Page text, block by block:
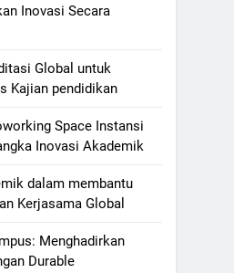
Inovasi Secara
Global untuk
Kajian pendidikan
Space Instansi
Inovasi Akademik
dalam membantu
Kerjasama Global
Menghadirkan
Durable